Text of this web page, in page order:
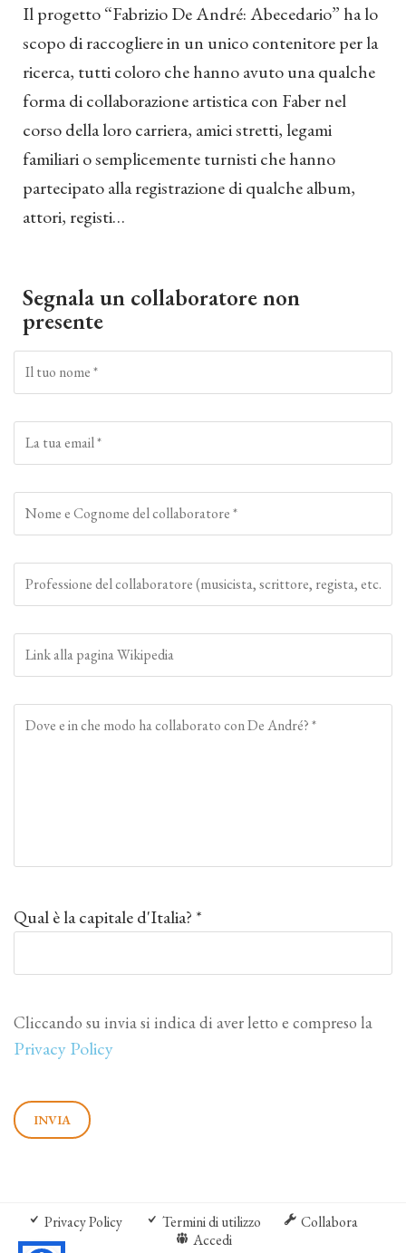
Il progetto “Fabrizio De André: Abecedario” ha lo
scopo di raccogliere in un unico contenitore per la
ricerca, tutti coloro che hanno avuto una qualche
forma di collaborazione artistica con Faber nel
corso della loro carriera, amici stretti, legami
familiari o semplicemente turnisti che hanno
partecipato alla registrazione di qualche album,
attori, registi…
Segnala un collaboratore non
presente
Qual è la capitale d'Italia? *
Cliccando su invia si indica di aver letto e compreso la
Privacy Policy
Privacy Policy Termini di utilizzo
Collabora
Accedi